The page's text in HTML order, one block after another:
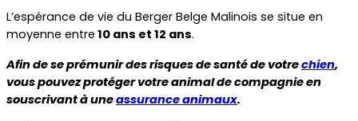
L’espérance de vie du Berger Belge Malinois se situe en
moyenne entre 10 ans et 12 ans.
Afin de se prémunir des risques de santé de votre chien,
vous pouvez protéger votre animal de compagnie en
souscrivant à une assurance animaux.